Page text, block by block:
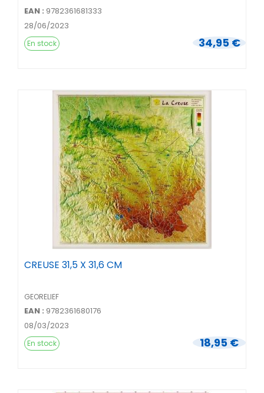
EAN : 9782361681333
28/06/2023
34,95 €
En stock
CREUSE 31,5 X 31,6 CM
GEORELIEF
EAN : 9782361680176
08/03/2023
18,95 €
En stock